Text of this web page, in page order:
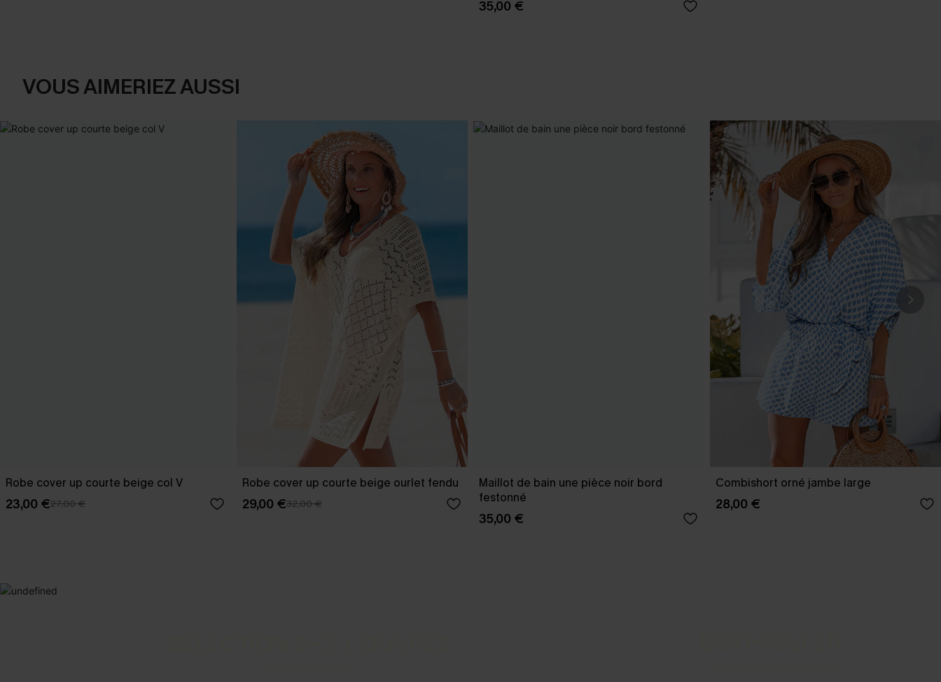
35,00 €
VOUS AIMERIEZ AUSSI
Robe cover up courte beige col V
23,00 €27,00 €
Robe cover up courte beige ourlet fendu
29,00 €32,00 €
Maillot de bain une pièce noir bord
festonné
35,00 €
Combishort orné jambe large
28,00 €